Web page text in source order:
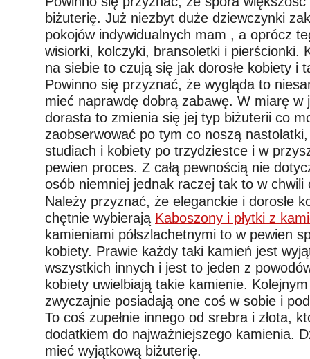
biżuterię. Już niezbyt duże dziewczynki
pokojów indywidualnych mam , a oprócz
wisiorki, kolczyki, bransoletki i pierścionki.
na siebie to czują się jak dorosłe kobiety i
Powinno się przyznać, że wygląda to
mieć naprawdę dobrą zabawę. W miarę w
dorasta to zmienia się jej typ biżuterii co
zaobserwować po tym co noszą
studiach i kobiety po trzydziestce i w
pewien proces. Z całą pewnością nie
osób niemniej jednak raczej tak to w chwili
Należy przyznać, że eleganckie i dorosłe
chętnie wybierają Kaboszony i płytki z
kamieniami półszlachetnymi to w pewien
kobiety. Prawie każdy taki kamień jest
wszystkich innych i jest to jeden z
kobiety uwielbiają takie kamienie.
zwyczajnie posiadają one coś w sobie i
To coś zupełnie innego od srebra i złota,
dodatkiem do najważniejszego kamienia.
mieć wyjątkową biżuterię.